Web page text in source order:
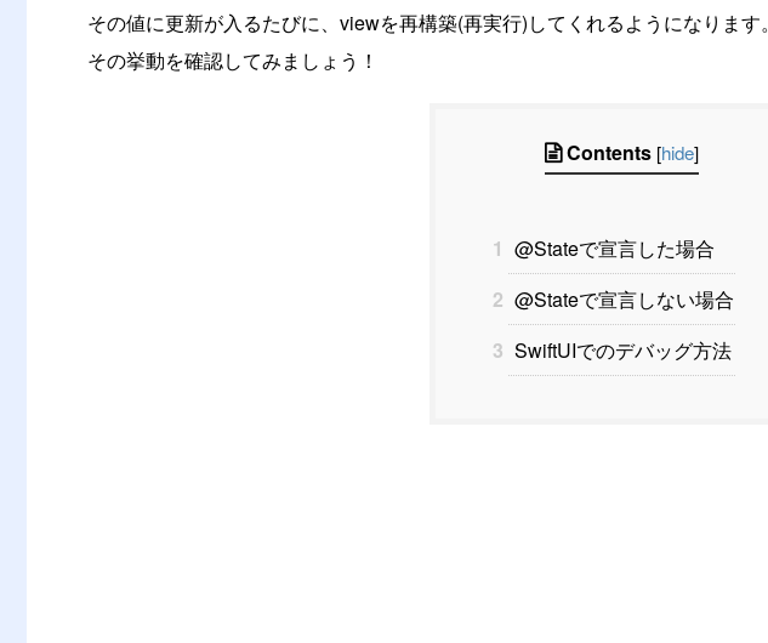
その値に更新が入るたびに、viewを再構築(再実行)してくれるようになります。
その挙動を確認してみましょう！
Contents [hide]
1 @Stateで宣言した場合
2 @Stateで宣言しない場合
3 SwiftUIでのデバッグ方法